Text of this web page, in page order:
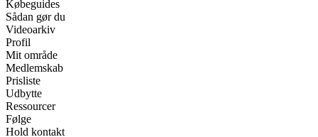
Købeguides
Sådan gør du
Videoarkiv
Profil
Mit område
Medlemskab
Prisliste
Udbytte
Ressourcer
Følge
Hold kontakt